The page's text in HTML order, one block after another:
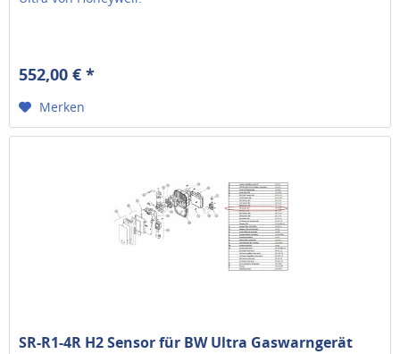
552,00 € *
Merken
SR-R1-4R H2 Sensor für BW Ultra Gaswarngerät